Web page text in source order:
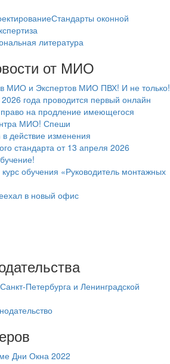
Стандарты оконной
литература
от МИО
МИО и Экспертов МИО ПВХ! И не только!
года проводится первый онлайн
на продление имеющегося
МИО! Спеши
действие изменения
стандарта от 13 апреля 2026
обучения «Руководитель монтажных
в новый офис
Петербурга и Ленинградской
Дни Окна 2022